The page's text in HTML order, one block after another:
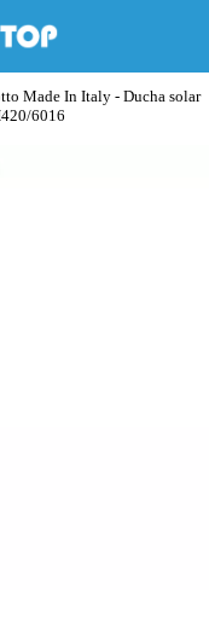
Made In Italy - Ducha solar
6016